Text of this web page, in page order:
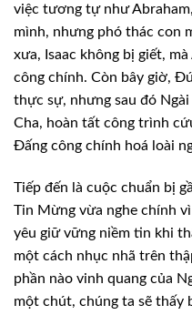
việc tương tự như
mình, nhưng phó thác con
xưa, Isaac không bị giết,
công chính. Còn bây giờ,
thực sự, nhưng sau đó
Cha, hoàn tất công trình
Đấng công chính hoá loài
Tiếp đến là cuộc chuẩn bị
Tin Mừng vừa nghe chính
yêu giữvững niềm tin khi
một cách nhục nhã trên
phần nào vinh quang của
một chút, chúng ta sẽ thấy